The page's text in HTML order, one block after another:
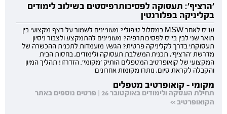
'הרציף': תעסוקה לפסיכותרפיסטים בשילוב לימודים
בקליניקה בפלורנטין
עו"ס לאחר MSW במסלול טיפולי? מעוניינים לשמור על רצף מקצועי בין
תואר שני לבין בי"ס לפסיכותרפיה? מעוניינים להתמקצע ולצבור ניסיון
תעסוקתי בדרך לקליניקה פרטית? הגש/י מועמדות לתכנית ההכשרה של
מדרשת 'הרציף', תכנית המשלבת תעסוקה ולימודים, בחסות הבית
המקצועי של קואופרטיב המטפלים הותיק 'מקומי'. הזדרזו! תהליך המיון
והקבלה לקראת סיום, נותרו מקומות אחרונים
מקומי - קואופרטיב מטפלים
תחילת העסקה ולימודים באוקטובר 26 | פרטים נוספים באתר
הקואופרטיב >>